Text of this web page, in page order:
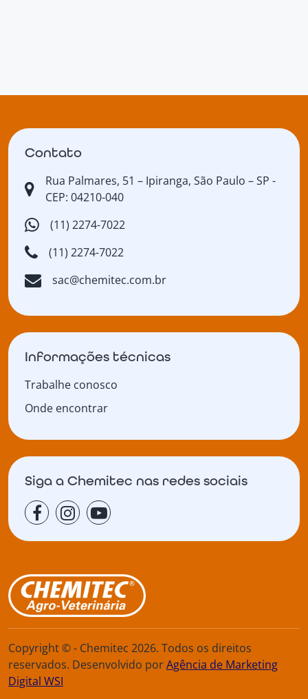
Contato
Rua Palmares, 51 – Ipiranga, São Paulo – SP -
CEP: 04210-040
(11) 2274-7022
(11) 2274-7022
sac@chemitec.com.br
Informações técnicas
Trabalhe conosco
Onde encontrar
Siga a Chemitec nas redes sociais
Copyright © - Chemitec 2026. Todos os direitos
reservados. Desenvolvido porAgência de Marketing
Digital WSI